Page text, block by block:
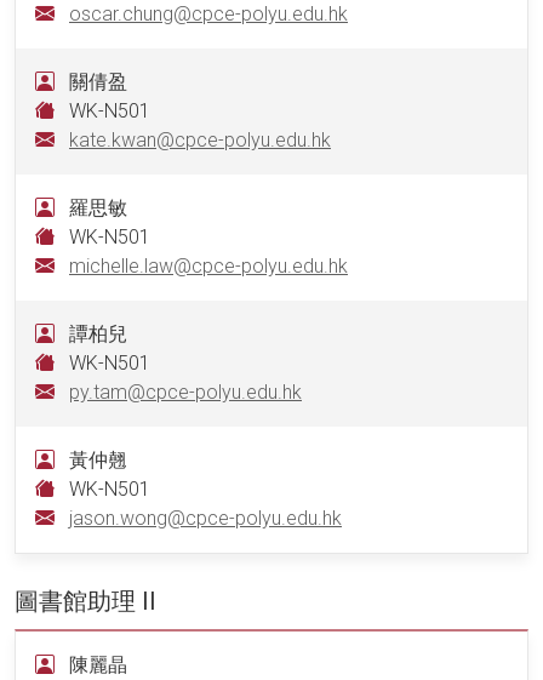
oscar.chung@cpce-polyu.edu.hk
關倩盈
WK-N501
kate.kwan@cpce-polyu.edu.hk
羅思敏
WK-N501
michelle.law@cpce-polyu.edu.hk
譚柏兒
WK-N501
py.tam@cpce-polyu.edu.hk
黃仲翹
WK-N501
jason.wong@cpce-polyu.edu.hk
圖書館助理 II
陳麗晶